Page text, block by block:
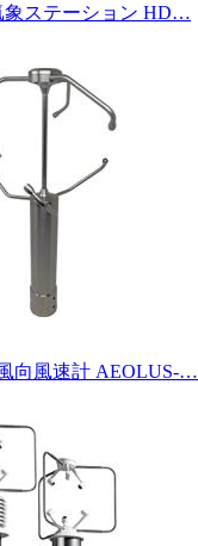
象ステーション HD…
向風速計 AEOLUS-…